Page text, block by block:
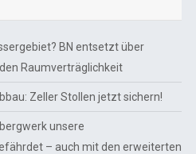
BN entsetzt über
Raumverträglichkeit
Zeller Stollen jetzt sichern!
unsere
– auch mit den erweiterten